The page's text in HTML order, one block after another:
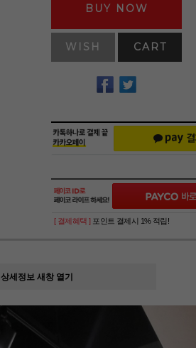
BUY NOW
WISH CART
[ 결제혜택 ] 포인트 결제시 1% 적립!
상세정보 새창 열기